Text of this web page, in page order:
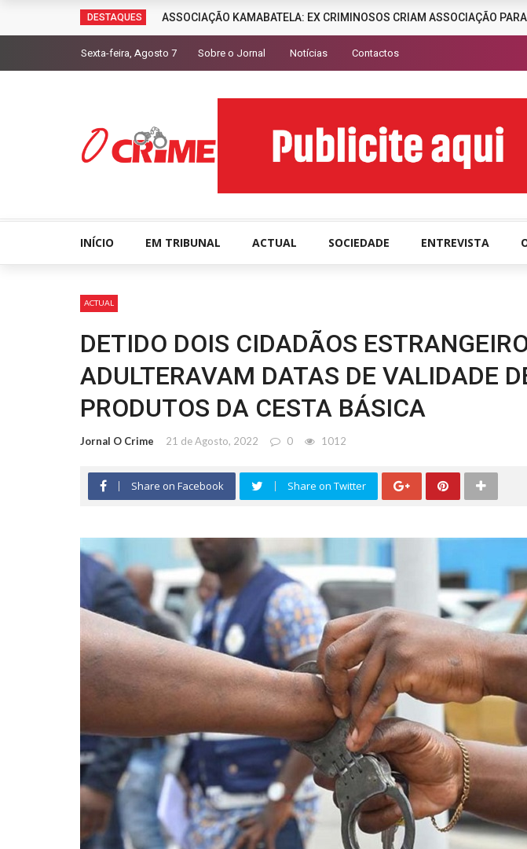
DESTAQUES ASSOCIAÇÃO KAMABATELA: EX CRIMINOSOS CRIAM ASSOCIAÇÃO
Sexta-feira, Agosto 7 Sobre o Jornal Notícias Contactos
INÍCIO EM TRIBUNAL ACTUAL SOCIEDADE ENTREVISTA
ACTUAL
DETIDO DOIS CIDADÃOS
ADULTERAVAM DATAS DE VALIDADE
PRODUTOS DA CESTA BÁSICA
Jornal O Crime 21 de Agosto, 2022 0 1012
Share on Facebook Share on Twitter